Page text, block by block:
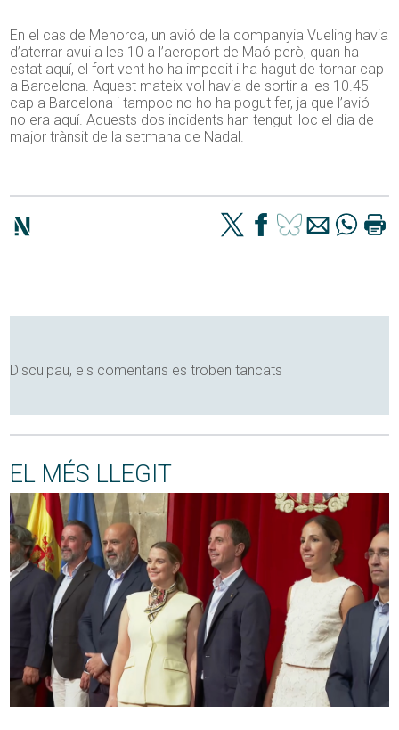
En el cas de Menorca, un avió de la companyia Vueling havia
d’aterrar avui a les 10 a l’aeroport de Maó però, quan ha
estat aquí, el fort vent ho ha impedit i ha hagut de tornar cap
a Barcelona. Aquest mateix vol havia de sortir a les 10.45
cap a Barcelona i tampoc no ho ha pogut fer, ja que l’avió
no era aquí. Aquests dos incidents han tengut lloc el dia de
major trànsit de la setmana de Nadal.
Disculpau, els comentaris es troben tancats
EL MÉS LLEGIT